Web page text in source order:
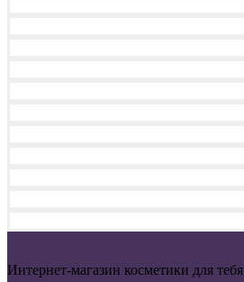
Интернет-магазин косметики для тебя